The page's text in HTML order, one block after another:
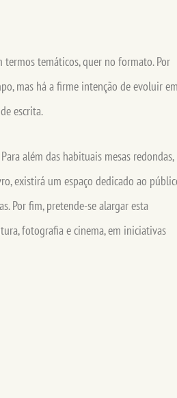
termos temáticos, quer no formato. Por
mas há a firme intenção de evoluir
escrita.
além das habituais mesas redondas,
existirá um espaço dedicado ao
Por fim, pretende-se alargar esta
fotografia e cinema, em iniciativas